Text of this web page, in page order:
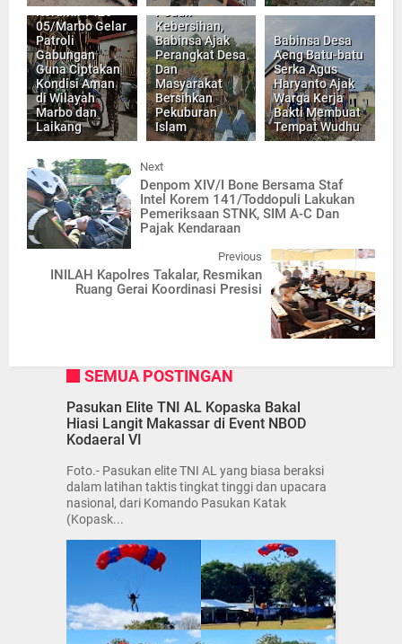
05/Marbo Gelar
Patroli
Gabungan
Guna Ciptakan
Kondisi Aman
di Wilayah
Marbo dan
Laikang
Kebersihan,
Babinsa Ajak
Perangkat Desa
Dan
Masyarakat
Bersihkan
Pekuburan
Islam
Babinsa Desa
Aeng Batu-batu
Serka Agus
Haryanto Ajak
Warga Kerja
Bakti Membuat
Tempat Wudhu
Next
Denpom XIV/I Bone Bersama Staf
Intel Korem 141/Toddopuli Lakukan
Pemeriksaan STNK, SIM A-C Dan
Pajak Kendaraan
Previous
INILAH Kapolres Takalar, Resmikan
Ruang Gerai Koordinasi Presisi
SEMUA POSTINGAN
Pasukan Elite TNI AL Kopaska Bakal
Hiasi Langit Makassar di Event NBOD
Kodaeral VI
Foto.- Pasukan elite TNI AL yang biasa beraksi
dalam latihan taktis tingkat tinggi dan upacara
nasional, dari Komando Pasukan Katak
(Kopask...